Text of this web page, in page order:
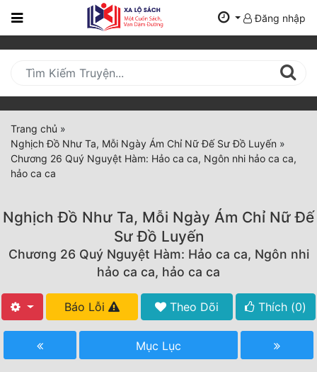
Trang
Mới
Cập
Nhật
(current)
BXH
Tất Cả
Truyện Mới Ra
Đăng nhập
Trang chủ »
Nghịch Đồ Như Ta, Mỗi Ngày Ám Chỉ Nữ Đế Sư Đồ Luyến »
Chương 26 Quý Nguyệt Hàm: Hảo ca ca, Ngôn nhi hảo ca ca,
hảo ca ca
Nghịch Đồ Như Ta, Mỗi Ngày Ám Chỉ Nữ Đế
Sư Đồ Luyến
Chương 26 Quý Nguyệt Hàm: Hảo ca ca, Ngôn nhi
hảo ca ca, hảo ca ca
Báo Lỗi Theo Dõi Thích (0)
Mục Lục